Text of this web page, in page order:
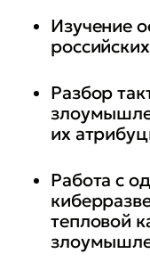
Изучение
Разбор
их
Работа с
тепловой